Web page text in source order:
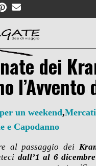
dei
l’Avvento
un weekend,
e Capodanno
al passaggio dei
dall’1 al 6